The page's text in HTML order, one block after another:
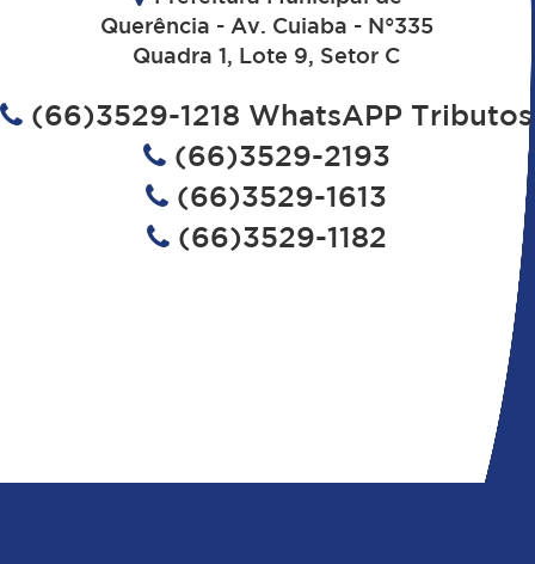
Querência - Av. Cuiaba - N°335
Quadra 1, Lote 9, Setor C
(66)3529-1218 WhatsAPP Tributos
(66)3529-2193
(66)3529-1613
(66)3529-1182